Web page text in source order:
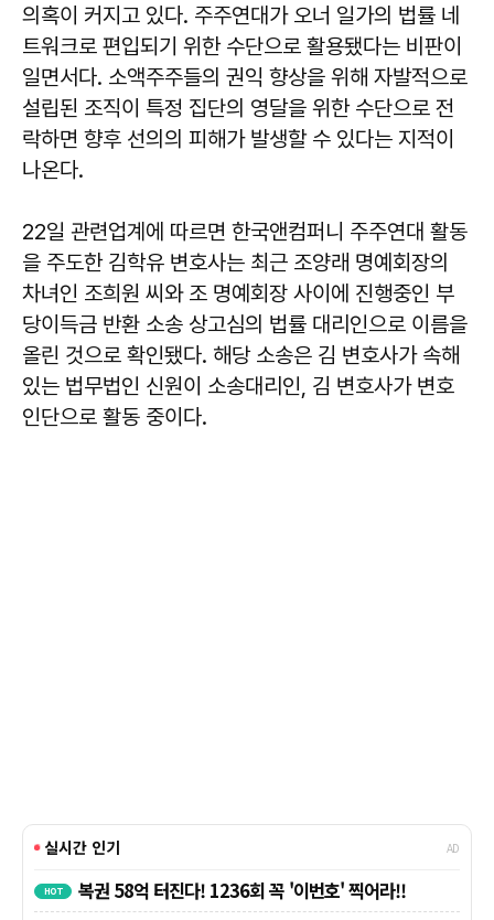
의혹이 커지고 있다. 주주연대가 오너 일가의 법률 네
트워크로 편입되기 위한 수단으로 활용됐다는 비판이
일면서다. 소액주주들의 권익 향상을 위해 자발적으로
설립된 조직이 특정 집단의 영달을 위한 수단으로 전
락하면 향후 선의의 피해가 발생할 수 있다는 지적이
나온다.
22일 관련업계에 따르면 한국앤컴퍼니 주주연대 활동
을 주도한 김학유 변호사는 최근 조양래 명예회장의
차녀인 조희원 씨와 조 명예회장 사이에 진행중인 부
당이득금 반환 소송 상고심의 법률 대리인으로 이름을
올린 것으로 확인됐다. 해당 소송은 김 변호사가 속해
있는 법무법인 신원이 소송대리인, 김 변호사가 변호
인단으로 활동 중이다.